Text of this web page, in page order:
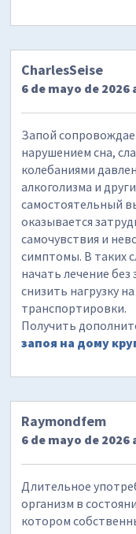
CharlesSeise
6 de mayo de 2026
Запой
нарушением сна,
колебаниями
алкоголизма и
самостоятельный
оказывается
самочувствия и
симптомы. В таких
начать лечение
снизить нагрузку
транспортировки.
Получить
запоя на дому
Raymondfem
6 de mayo de 2026
Длительное
организм в
котором